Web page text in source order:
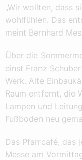
„Wir wollten, dass
wohlfühlen. Das
meint Bernhard
Über die
einst Franz
Werk. Alte
Raum entfernt, die
Lampen und
Fußboden neu
Das Pfarrcafé, das
Messe am